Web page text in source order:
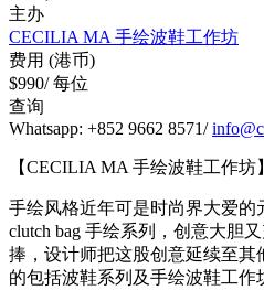
主办
CECILIA MA 手绘波鞋工作坊
费用 (港币)
$990/ 每位
查询
Whatsapp: +852 9662 8571/
【CECILIA MA 手绘波鞋工作坊】
手绘风格近年可是时尚界大爱
clutch bag 手绘系列，创意大胆
捧，设计师把这股创意延续至其
的包括波鞋系列及手绘波鞋工作